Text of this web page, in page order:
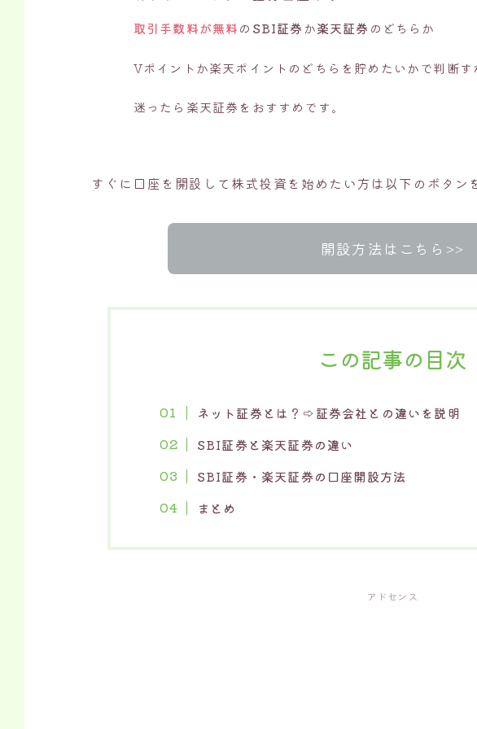
取引手数料が無料の SBI証券 か楽天証券 のどちらか
Vポイントか楽天ポイントのどちらを貯めたいかで判断
迷ったら楽天証券をおすすめです。
すぐに口座を開設して株式投資を始めたい方は以下のボタン
開設方法はこちら>>
この記事の目次
ネット証券とは？⇨証券会社との違いを説明
SBI証券と楽天証券の違い
SBI証券・楽天証券の口座開設方法
まとめ
アドセンス